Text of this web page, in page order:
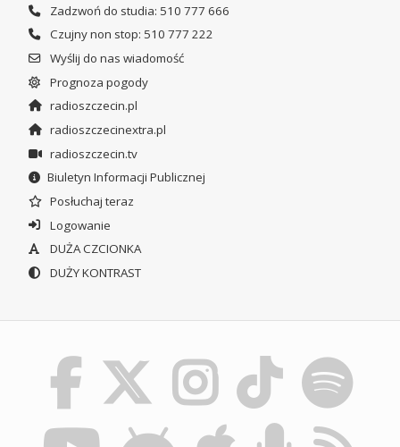
Zadzwoń do studia: 510 777 666
Czujny non stop: 510 777 222
Wyślij do nas wiadomość
Prognoza pogody
radioszczecin.pl
radioszczecinextra.pl
radioszczecin.tv
Biuletyn Informacji Publicznej
Posłuchaj teraz
Logowanie
DUŻA CZCIONKA
DUŻY KONTRAST